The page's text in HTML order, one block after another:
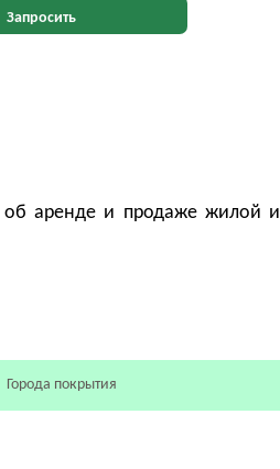
Запросить
аренде и продаже жилой и
Города покрытия